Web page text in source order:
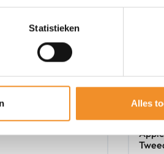
Statistieken
Alles
– Zwart | Retourdeal